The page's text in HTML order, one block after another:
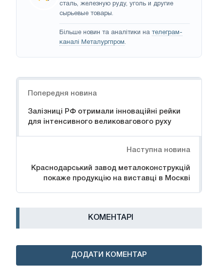
сталь, железную руду, уголь и другие
сырьевые товары.
Більше новин та аналітики на телеграм-
каналі Металургпром.
Попередня новина
Залізниці РФ отримали інноваційні рейки
для інтенсивного великовагового руху
Наступна новина
Краснодарський завод металоконструкцій
покаже продукцію на виставці в Москві
КОМЕНТАРІ
ДОДАТИ КОМЕНТАР